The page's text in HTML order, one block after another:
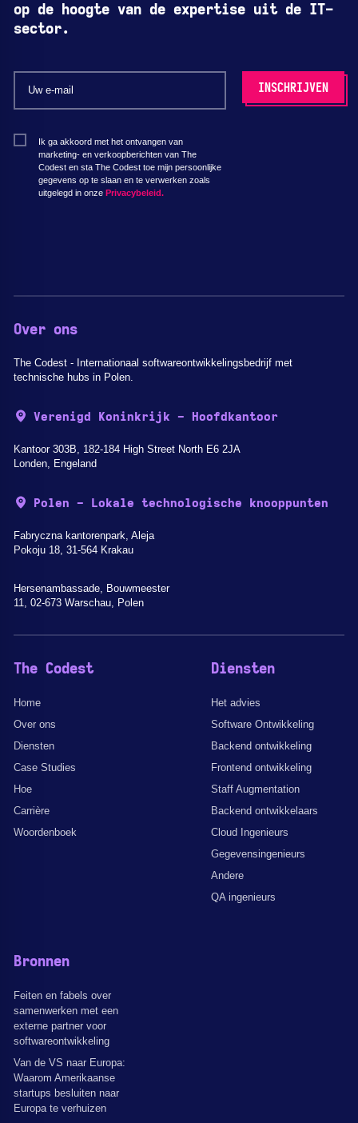
op de hoogte van de expertise uit de IT-
sector.
Ik ga akkoord met het ontvangen van
marketing- en verkoopberichten van The
Codest en sta The Codest toe mijn persoonlijke
gegevens op te slaan en te verwerken zoals
uitgelegd in onze Privacybeleid.
Over ons
The Codest - Internationaal softwareontwikkelingsbedrijf met
technische hubs in Polen.
Verenigd Koninkrijk - Hoofdkantoor
Kantoor 303B, 182-184 High Street North E6 2JA
Londen, Engeland
Polen - Lokale technologische knooppunten
Fabryczna kantorenpark, Aleja
Pokoju 18, 31-564 Krakau
Hersenambassade, Bouwmeester
11, 02-673 Warschau, Polen
The Codest
Home
Over ons
Diensten
Case Studies
Hoe
Carrière
Woordenboek
Diensten
Het advies
Software Ontwikkeling
Backend ontwikkeling
Frontend ontwikkeling
Staff Augmentation
Backend ontwikkelaars
Cloud Ingenieurs
Gegevensingenieurs
Andere
QA ingenieurs
Bronnen
Feiten en fabels over
samenwerken met een
externe partner voor
softwareontwikkeling
Van de VS naar Europa:
Waarom Amerikaanse
startups besluiten naar
Europa te verhuizen